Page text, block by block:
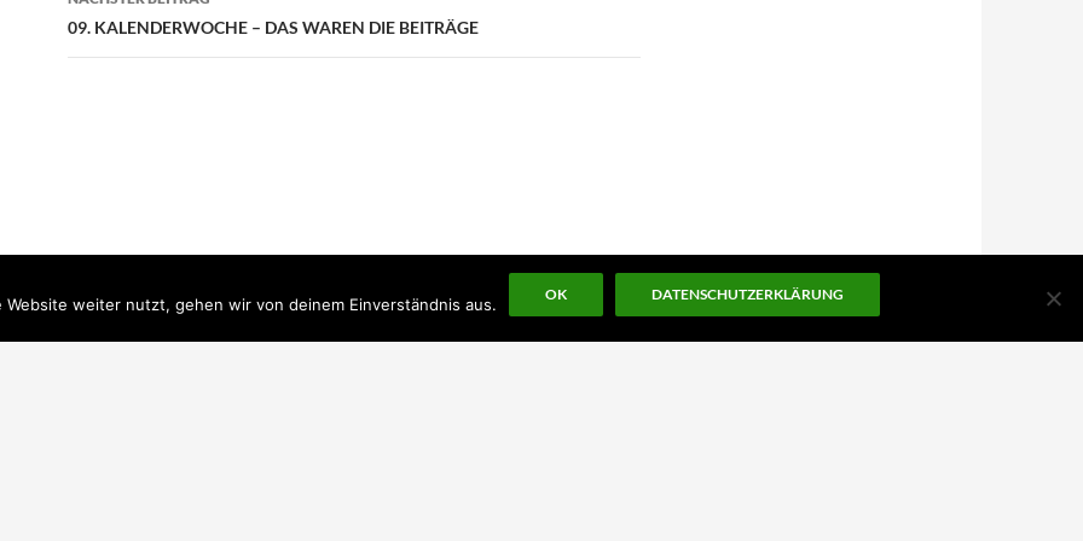
09. KALENDERWOCHE – DAS WAREN DIE BEITRÄGE
weiter nutzt, gehen wir von deinem Einverständnis aus.
OK DATENSCHUTZERKLÄRUNG